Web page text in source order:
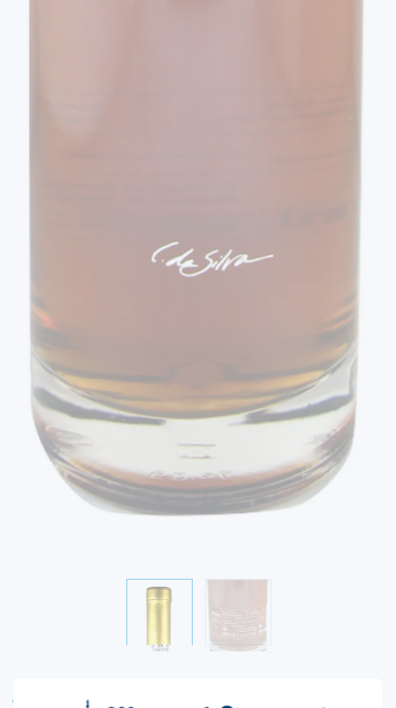
GARRAFEIRA VINHO DO PORTO